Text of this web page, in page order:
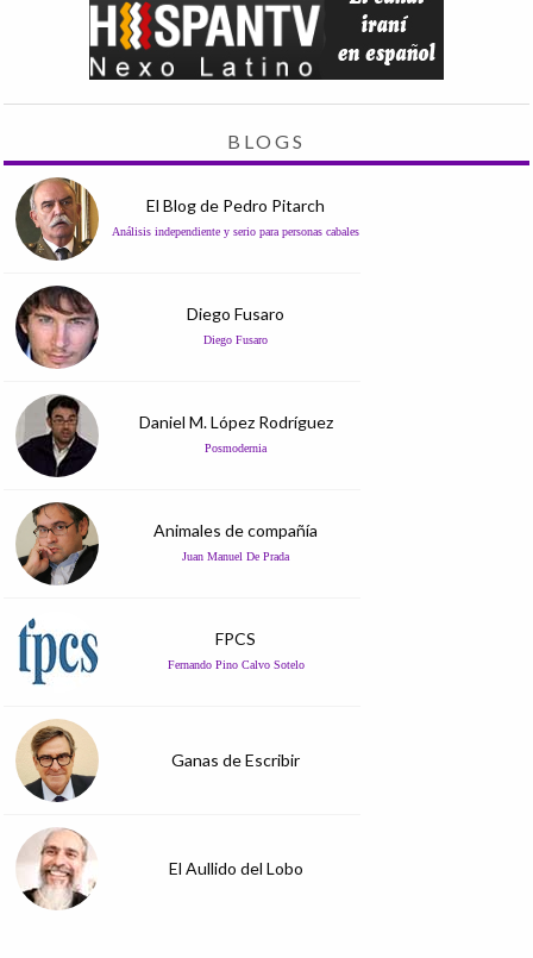
BLOGS
El Blog de Pedro Pitarch
Análisis independiente y serio para personas cabales
Diego Fusaro
Diego Fusaro
Daniel M. López Rodríguez
Posmodernia
Animales de compañía
Juan Manuel De Prada
FPCS
Fernando Pino Calvo Sotelo
Ganas de Escribir
El Aullido del Lobo